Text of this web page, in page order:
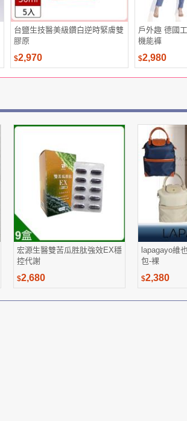
台鹽生技醫美級鑽白逆時緊膚雙
膠原
$2,970
戶外趣 德國
機能褲
$2,980
宏源生醫雙苦瓜胜肽強效EX穩
控代謝
$2,680
lapagayo維
包-裸
$2,380